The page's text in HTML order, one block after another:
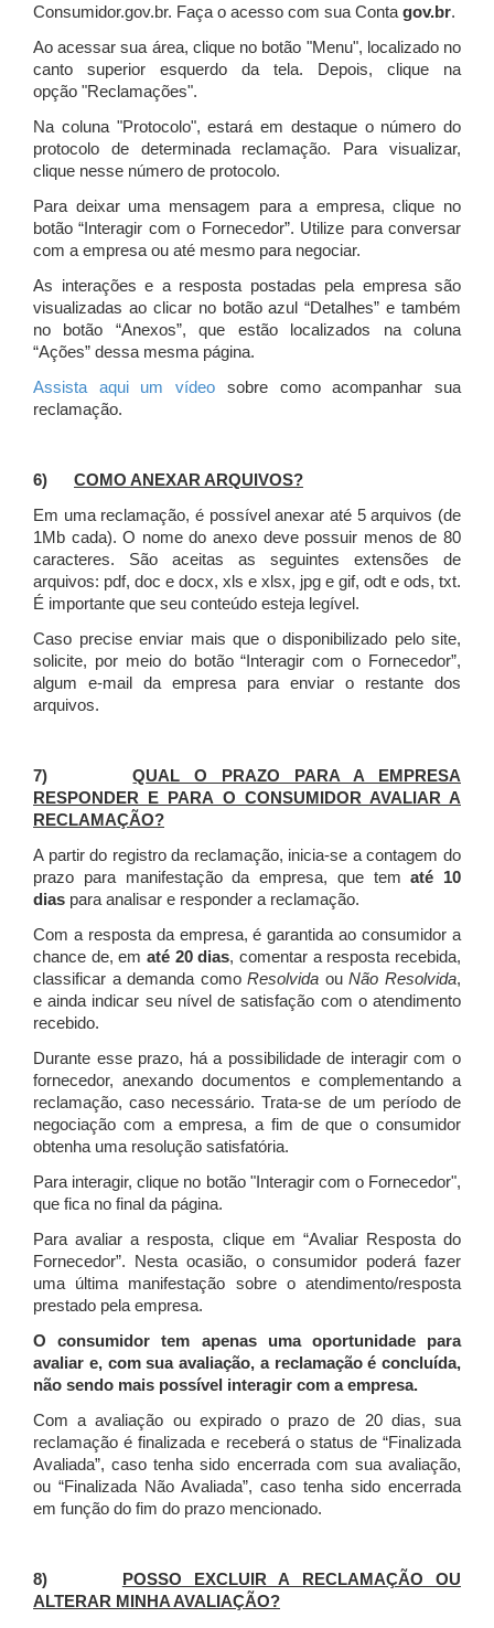
Consumidor.gov.br. Faça o acesso com sua Contagov.br.
Ao acessar sua área, clique no botão "Menu", localizado no
canto superior esquerdo da tela. Depois, clique na
opção "Reclamações".
Na coluna "Protocolo", estará em destaque o número do
protocolo de determinada reclamação. Para visualizar,
clique nesse número de protocolo.
Para deixar uma mensagem para a empresa, clique no
botão “Interagir com o Fornecedor”. Utilize para conversar
com a empresa ou até mesmo para negociar.
As interações e a resposta postadas pela empresa são
visualizadas ao clicar no botão azul “Detalhes” e também
no botão “Anexos”, que estão localizados na coluna
“Ações” dessa mesma página.
Assista aqui um vídeo sobre como acompanhar sua
reclamação.
6) COMO ANEXAR ARQUIVOS?
Em uma reclamação, é possível anexar até 5 arquivos (de
1Mb cada). O nome do anexo deve possuir menos de 80
caracteres. São aceitas as seguintes extensões de
arquivos: pdf, doc e docx, xls e xlsx, jpg e gif, odt e ods, txt.
É importante que seu conteúdo esteja legível.
Caso precise enviar mais que o disponibilizado pelo site,
solicite, por meio do botão “Interagir com o Fornecedor”,
algum e-mail da empresa para enviar o restante dos
arquivos.
7)QUAL O PRAZO PARA A EMPRESA
RESPONDER E PARA O CONSUMIDOR AVALIAR A
RECLAMAÇÃO?
A partir do registro da reclamação, inicia-se a contagem do
prazo para manifestação da empresa, que tematé 10
dias para analisar e responder a reclamação.
Com a resposta da empresa, é garantida ao consumidor a
chance de, em até 20 dias, comentar a resposta recebida,
classificar a demanda comoResolvida ouNão Resolvida,
e ainda indicar seu nível de satisfação com o atendimento
recebido.
Durante esse prazo, há a possibilidade de interagir com o
fornecedor, anexando documentos e complementando a
reclamação, caso necessário.Trata-se de um período de
negociação com a empresa, a fim de que o consumidor
obtenha uma resolução satisfatória.
Para interagir, clique no botão "Interagir com o Fornecedor",
que fica no final da página.
Para avaliar a resposta, clique em “Avaliar Resposta do
Fornecedor”. Nesta ocasião, o consumidor poderá fazer
uma última manifestação sobre o atendimento/resposta
prestado pela empresa.
O consumidor tem apenas uma oportunidade para
avaliar e, com sua avaliação, a reclamação é concluída,
não sendo mais possível interagir com a empresa.
Com a avaliação ou expirado o prazo de 20 dias, sua
reclamação é finalizada e receberá o status de “Finalizada
Avaliada”, caso tenha sido encerrada com sua avaliação,
ou “Finalizada Não Avaliada”, caso tenha sido encerrada
em função do fim do prazo mencionado.
8)
POSSO EXCLUIR A RECLAMAÇÃO OU
ALTERAR MINHA AVALIAÇÃO?